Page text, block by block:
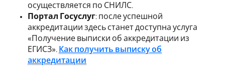
осуществляется по СНИЛС.
Портал Госуслуг: после успешной
аккредитации здесь станет доступна услуга
«Получение выписки об аккредитации из
ЕГИСЗ».
Как получить выписку об
аккредитации